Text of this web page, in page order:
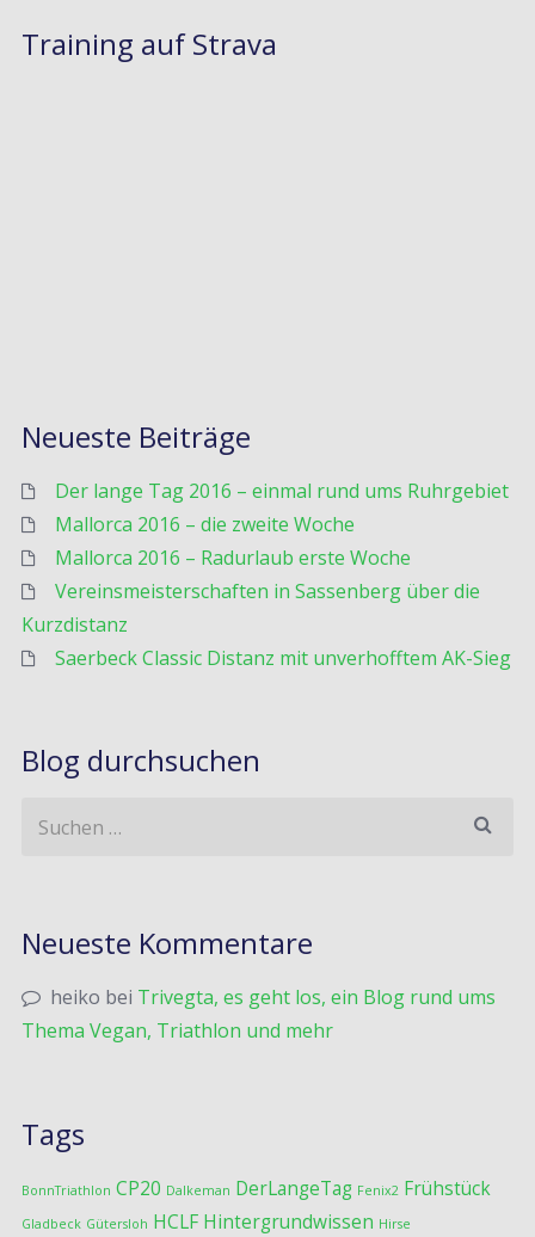
Training auf Strava
Neueste Beiträge
Der lange Tag 2016 – einmal rund ums Ruhrgebiet
Mallorca 2016 – die zweite Woche
Mallorca 2016 – Radurlaub erste Woche
Vereinsmeisterschaften in Sassenberg über die
Kurzdistanz
Saerbeck Classic Distanz mit unverhofftem AK-Sieg
Blog durchsuchen
Neueste Kommentare
heiko bei Trivegta, es geht los, ein Blog rund ums
Thema Vegan, Triathlon und mehr
Tags
BonnTriathlon CP20 Dalkeman DerLangeTag Fenix2 Frühstück
Gladbeck Gütersloh HCLF Hintergrundwissen Hirse